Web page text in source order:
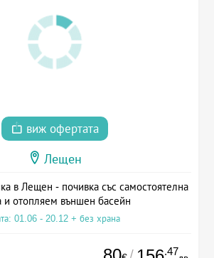
виж офертата
Лещен
в Лещен - почивка със самостоятелна
и отопляем външен басейн
01.06 - 20.12 + без храна
/ .47